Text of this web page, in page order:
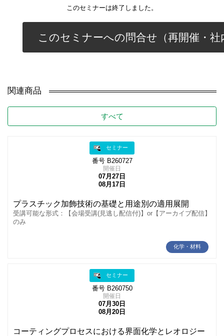
このセミナーは終了しました。
このセミナーへの問合せ（再開催・社
関連商品
すべて
セミナー
番号 B260727
開催日
07月27日
08月17日
プラスチック加飾技術の基礎と用途別の適用展開
受講可能な形式：【会場受講(見逃し配信付)】or【アーカイブ配信】
のみ
化学・材料
セミナー
番号 B260750
開催日
07月30日
08月20日
コーティングプロセスにおける界面化学とレオロジー